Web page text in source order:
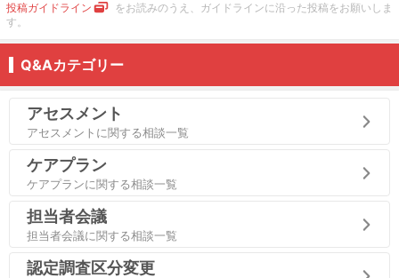
投稿ガイドライン
をお読みのうえ、ガイドラインに沿った投稿をお願いしま
す。
Q&Aカテゴリー
アセスメント
アセスメントに関する相談一覧
ケアプラン
ケアプランに関する相談一覧
担当者会議
担当者会議に関する相談一覧
認定調査区分変更